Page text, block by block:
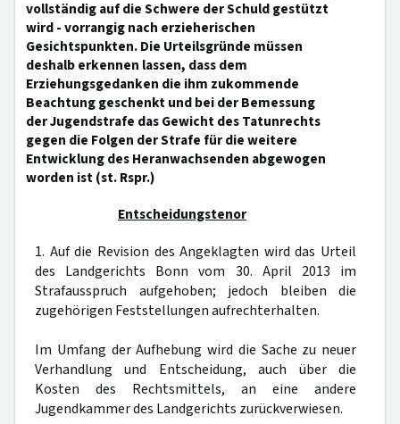
vollständig auf die Schwere der Schuld gestützt
wird - vorrangig nach erzieherischen
Gesichtspunkten. Die Urteilsgründe müssen
deshalb erkennen lassen, dass dem
Erziehungsgedanken die ihm zukommende
Beachtung geschenkt und bei der Bemessung
der Jugendstrafe das Gewicht des Tatunrechts
gegen die Folgen der Strafe für die weitere
Entwicklung des Heranwachsenden abgewogen
worden ist (st. Rspr.)
Entscheidungstenor
1. Auf die Revision des Angeklagten wird das Urteil
des Landgerichts Bonn vom 30. April 2013 im
Strafausspruch aufgehoben; jedoch bleiben die
zugehörigen Feststellungen aufrechterhalten.
Im Umfang der Aufhebung wird die Sache zu neuer
Verhandlung und Entscheidung, auch über die
Kosten des Rechtsmittels, an eine andere
Jugendkammer des Landgerichts zurückverwiesen.